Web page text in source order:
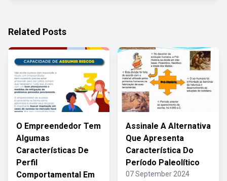
Related Posts
O Empreendedor Tem
Algumas
Características De
Perfil
Comportamental Em
Assinale A Alternativa
Que Apresenta
Característica Do
Período Paleolítico
07 September 2024